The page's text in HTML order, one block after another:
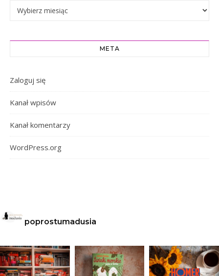
Archiwa
META
Zaloguj się
Kanał wpisów
Kanał komentarzy
WordPress.org
poprostumadusia